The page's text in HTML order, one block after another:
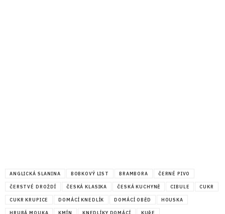
ANGLICKÁ SLANINA BOBKOVÝ LIST BRAMBORA ČERNÉ PIVO
ČERSTVÉ DROŽDÍ ČESKÁ KLASIKA ČESKÁ KUCHYNĚ CIBULE CUKR
CUKR KRUPICE DOMÁCÍ KNEDLÍK DOMÁCÍ OBĚD HOUSKA
HRUBÁ MOUKA KMÍN KNEDLÍKY DOMÁCÍ KUŘE